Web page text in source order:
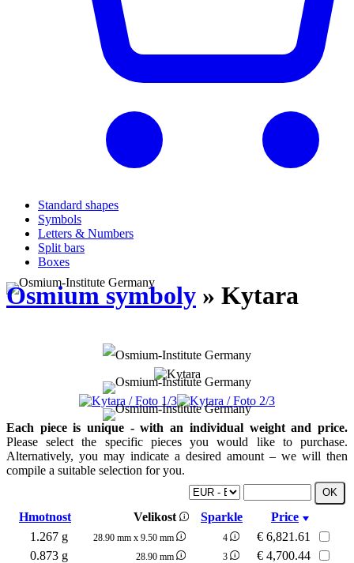
Standard shapes
Symbols
Letters & Numbers
Split bars
Boxes
Osmium symboly » Kytara
Each piece is unique - with an individual weight and price.
Please select the specific pieces you would like to purchase.
Alternatively, you may indicate a desired amount – we will then
compile a suitable selection for you.
Hmotnost Velikost Sparkle
Price
1.267 g
28.90 mm x 9.50 mm 4 € 6,821.61
0.873 g
28.90 mm 3 € 4,700.44